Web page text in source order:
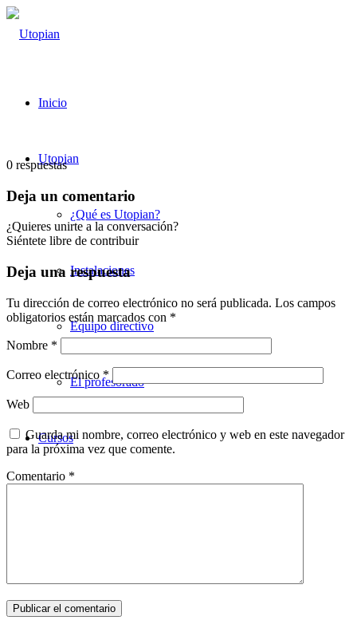
Inicio
Utopian
¿Qué es Utopian?
Instalaciones
Equipo directivo
El profesorado
Cursos
Música
0 respuestas
Deja un comentario
¿Quieres unirte a la conversación?
Siéntete libre de contribuir
Deja una respuesta
Tu dirección de correo electrónico no será publicada. Los campos
obligatorios están marcados con *
Nombre *
Correo electrónico *
Web
Guarda mi nombre, correo electrónico y web en este navegador
para la próxima vez que comente.
Comentario *